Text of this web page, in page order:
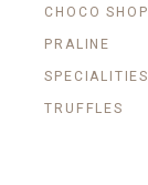
CHOCO SHOP
PRALINE
SPECIALITIES
TRUFFLES